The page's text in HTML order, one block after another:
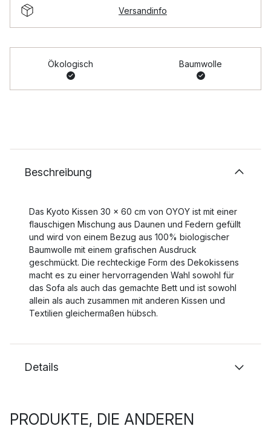
Versandinfo
Ökologisch Baumwolle
Beschreibung
Das Kyoto Kissen 30 x 60 cm von OYOY ist mit einer
flauschigen Mischung aus Daunen und Federn gefüllt
und wird von einem Bezug aus 100% biologischer
Baumwolle mit einem grafischen Ausdruck
geschmückt. Die rechteckige Form des Dekokissens
macht es zu einer hervorragenden Wahl sowohl für
das Sofa als auch das gemachte Bett und ist sowohl
allein als auch zusammen mit anderen Kissen und
Textilien gleichermaßen hübsch.
Details
PRODUKTE, DIE ANDEREN